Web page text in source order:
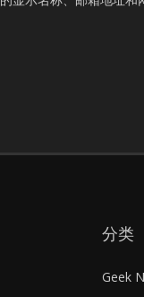
分类
Geek